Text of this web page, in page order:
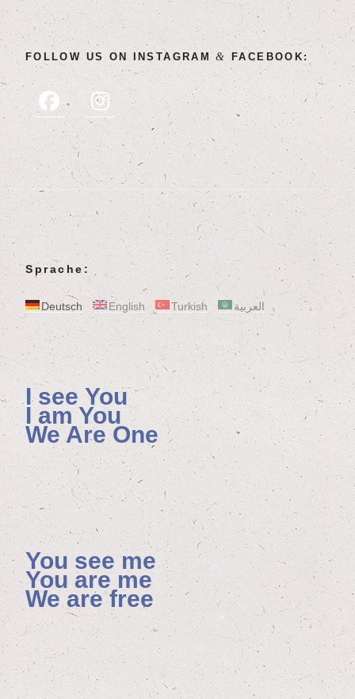
FOL­LOW US ON INSTA­GRAM& FACEBOOK:
Sprache:
Deutsch English Turkish العربية
I see You
I am You
We Are One
You see me
You are me
We are free